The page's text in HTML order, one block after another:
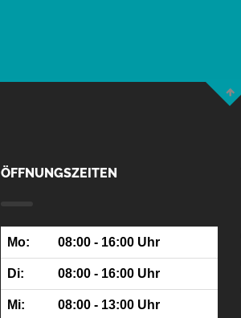
ÖFFNUNGSZEITEN
Mo: 08:00 - 16:00 Uhr
Di: 08:00 - 16:00 Uhr
Mi: 08:00 - 13:00 Uhr